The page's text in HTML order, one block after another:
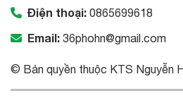
Điện thoại: 0865699618
Email: 36phohn@gmail.com
© Bản quyền thuộc KTS Nguyễn